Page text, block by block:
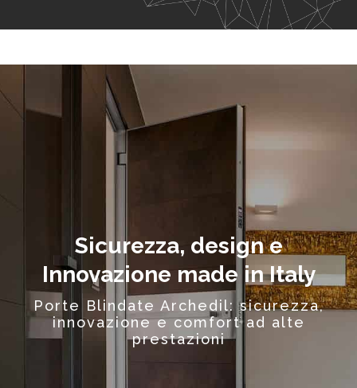
Sicurezza, design e
Innovazione made in Italy
Porte Blindate Archedil: sicurezza,
innovazione e comfort ad alte
prestazioni